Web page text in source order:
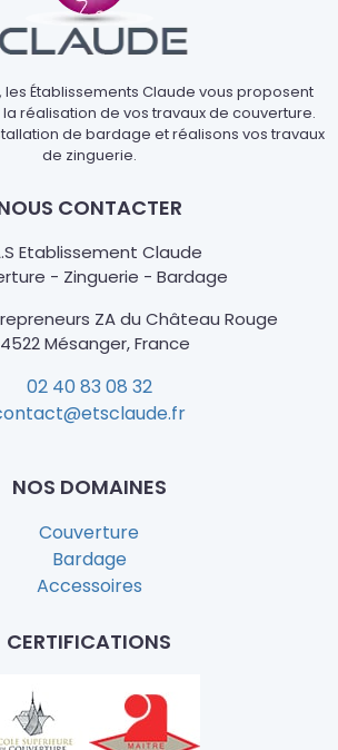
les Établissements Claude vous proposent
réalisation de vos travaux de couverture.
de bardage et réalisons vos travaux
de zinguerie.
CONTACTER
Etablissement Claude
- Zinguerie - Bardage
ZA du Château Rouge
Mésanger, France
02 40 83 08 32
NOS DOMAINES
Couverture
Bardage
Accessoires
CERTIFICATIONS